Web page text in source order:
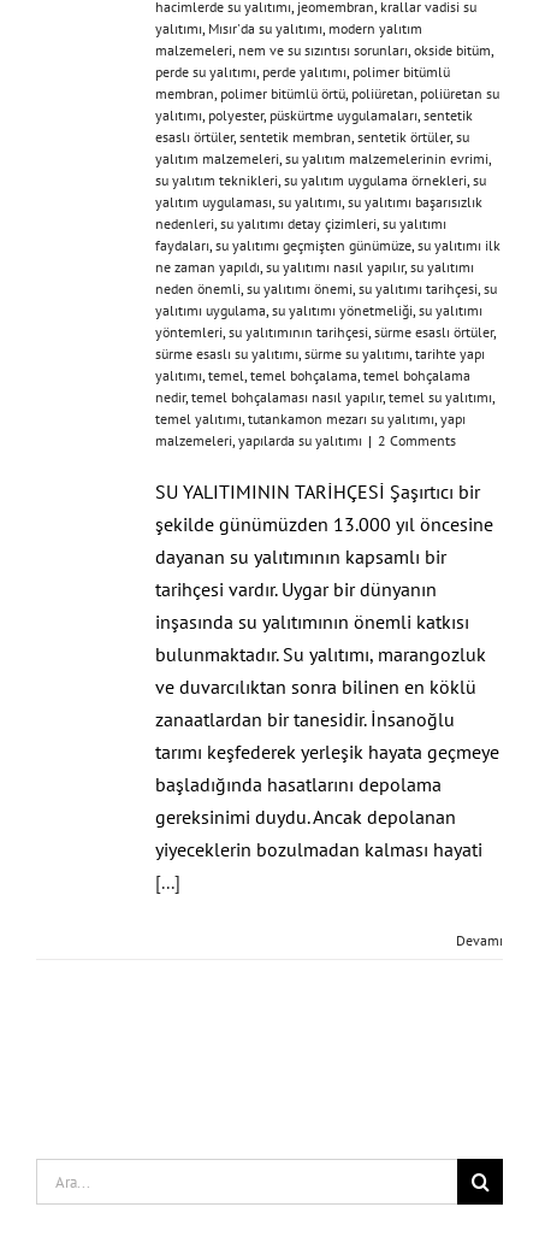
hacimlerde su yalıtımı, jeomembran, krallar vadisi su
yalıtımı, Mısır'da su yalıtımı, modern yalıtım
malzemeleri, nem ve su sızıntısı sorunları, okside bitüm,
perde su yalıtımı, perde yalıtımı, polimer bitümlü
membran, polimer bitümlü örtü, poliüretan, poliüretan su
yalıtımı, polyester, püskürtme uygulamaları, sentetik
esaslı örtüler, sentetik membran, sentetik örtüler, su
yalıtım malzemeleri, su yalıtım malzemelerinin evrimi,
su yalıtım teknikleri, su yalıtım uygulama örnekleri, su
yalıtım uygulaması, su yalıtımı, su yalıtımı başarısızlık
nedenleri, su yalıtımı detay çizimleri, su yalıtımı
faydaları, su yalıtımı geçmişten günümüze, su yalıtımı ilk
ne zaman yapıldı, su yalıtımı nasıl yapılır, su yalıtımı
neden önemli, su yalıtımı önemi, su yalıtımı tarihçesi, su
yalıtımı uygulama, su yalıtımı yönetmeliği, su yalıtımı
yöntemleri, su yalıtımının tarihçesi, sürme esaslı örtüler,
sürme esaslı su yalıtımı, sürme su yalıtımı, tarihte yapı
yalıtımı, temel, temel bohçalama, temel bohçalama
nedir, temel bohçalaması nasıl yapılır, temel su yalıtımı,
temel yalıtımı, tutankamon mezarı su yalıtımı, yapı
malzemeleri, yapılarda su yalıtımı | 2 Comments
SU YALITIMININ TARİHÇESİ Şaşırtıcı bir
şekilde günümüzden 13.000 yıl öncesine
dayanan su yalıtımının kapsamlı bir
tarihçesi vardır. Uygar bir dünyanın
inşasında su yalıtımının önemli katkısı
bulunmaktadır. Su yalıtımı, marangozluk
ve duvarcılıktan sonra bilinen en köklü
zanaatlardan bir tanesidir. İnsanoğlu
tarımı keşfederek yerleşik hayata geçmeye
başladığında hasatlarını depolama
gereksinimi duydu. Ancak depolanan
yiyeceklerin bozulmadan kalması hayati
[...]
Devamı
Search
for: